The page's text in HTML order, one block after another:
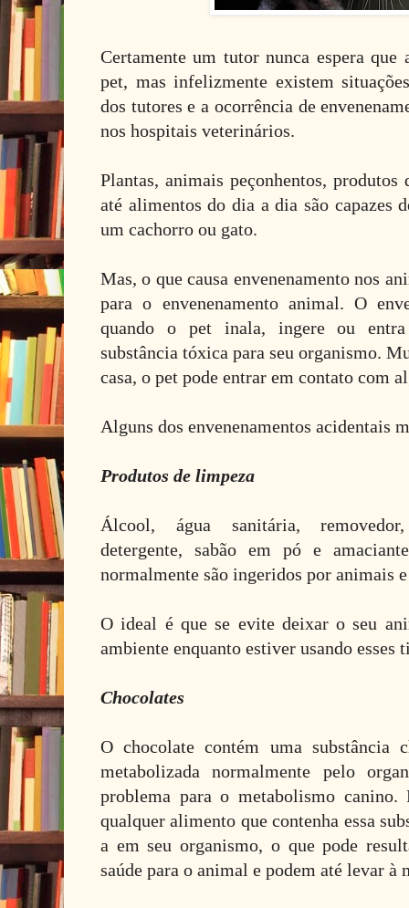
Certamente um tutor nunca espera
pet, mas infelizmente existem
dos tutores e a ocorrência de
nos hospitais veterinários.
Plantas, animais peçonhentos,
até alimentos do dia a dia são capazes
um cachorro ou gato.
Mas, o que causa envenenamento nos
para o envenenamento animal. O
quando o pet inala, ingere ou
substância tóxica para seu organismo.
casa, o pet pode entrar em contato com
Alguns dos envenenamentos acidentais
Produtos de limpeza
Álcool, água sanitária, removedor,
detergente, sabão em pó e
normalmente são ingeridos por animais
O ideal é que se evite deixar o seu
ambiente enquanto estiver usando esses
Chocolates
O chocolate contém uma substância
metabolizada normalmente pelo
problema para o metabolismo canino.
qualquer alimento que contenha essa
a em seu organismo, o que pode
saúde para o animal e podem até levar à